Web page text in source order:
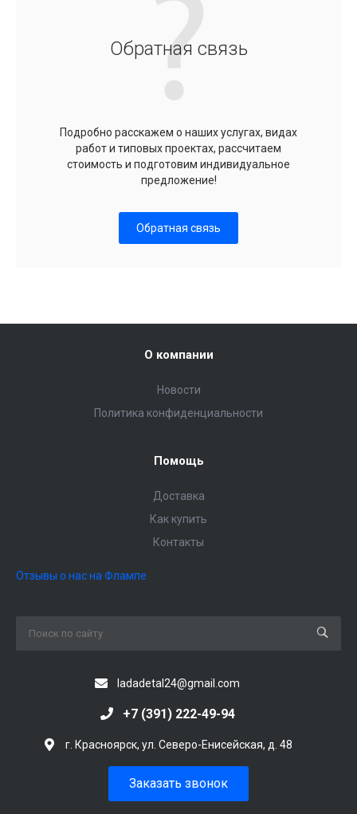
Обратная связь
Подробно расскажем о наших услугах, видах
работ и типовых проектах, рассчитаем
стоимость и подготовим индивидуальное
предложение!
Обратная связь
О компании
Новости
Политика конфиденциальности
Помощь
Доставка
Как купить
Контакты
Отзывы о нас на Флампе
ladadetal24@gmail.com
+7 (391) 222-49-94
г. Красноярск, ул. Северо-Енисейская, д. 48
Заказать звонок